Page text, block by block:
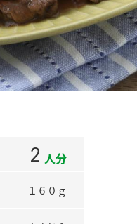
2 人分
１６０ｇ